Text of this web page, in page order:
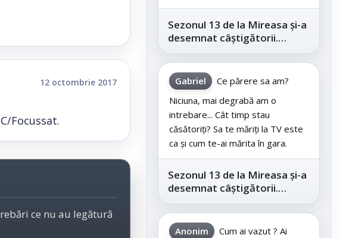
12 octombrie 2017
Focussat.
ce nu au legătură
Sezonul 13 de la Mireasa și-a
desemnat câștigătorii.
Telespectatorii au decis care
este...
Gabriel
Ce părere sa am?
Niciuna, mai degrabă am o
intrebare... Cât timp stau
căsătoriți? Sa te măriți la TV este
ca și cum te-ai mărita în gara.
Sezonul 13 de la Mireasa și-a
desemnat câștigătorii.
Telespectatorii au decis care
este...
Anonim
Cum ai vazut ? Ai